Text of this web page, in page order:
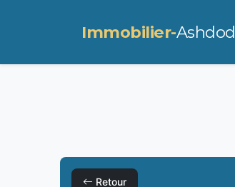
Immobilier-Ashdod
Retour